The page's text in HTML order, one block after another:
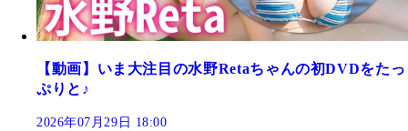
【動画】いま大注目の水野Retaちゃんの初DVDをたっ
ぷりと♪
2026年07月29日 18:00